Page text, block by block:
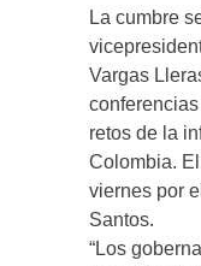
La cumbre
Vargas
retos de la
Colombia.
viernes por
Santos.
“Los